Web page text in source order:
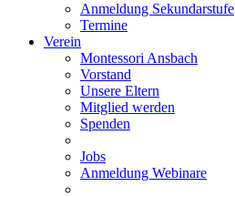
Anmeldung Sekundarstufe
Termine
Verein
Montessori Ansbach
Vorstand
Unsere Eltern
Mitglied werden
Spenden
Jobs
Anmeldung Webinare